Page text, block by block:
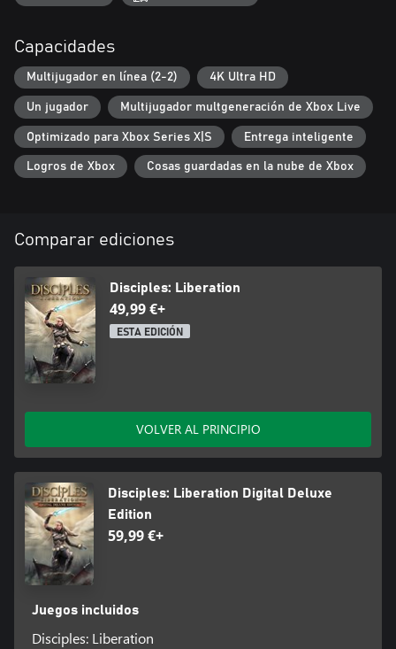
• Desafía a peligrosos jefes: pon a prueba tu temple y enfréntate
estrategia diferente.
• Las elecciones lo son todo: deja que tus decisiones guíen tu
destino y determinen en qué clase de líder te convertirás.
• Lucha contra tus amigos: enfréntate al desafío definitivo en
escaramuzas en línea para 2 jugadores.
Capacidades
Multijugador en línea (2-2) 4K Ultra HD
Un jugador Multijugador multgeneración de Xbox Live
Optimizado para Xbox Series X|S Entrega inteligente
Logros de Xbox Cosas guardadas en la nube de Xbox
Comparar ediciones
Disciples: Liberation
49,99 €+
ESTA EDICIÓN
VOLVER AL PRINCIPIO
Disciples: Liberation Digital Deluxe
Edition
59,99 €+
Juegos incluidos
Disciples: Liberation